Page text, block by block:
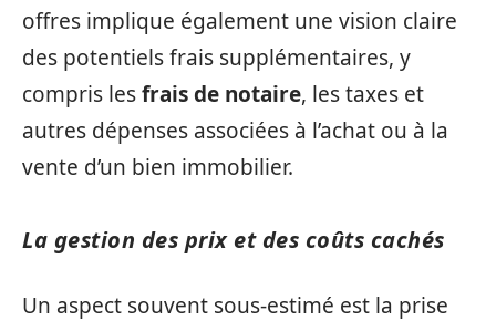
offres implique également une vision claire
des potentiels frais supplémentaires, y
compris lesfrais de notaire, les taxes et
autres dépenses associées à l’achat ou à la
vente d’un bien immobilier.
La gestion des prix et des coûts cachés
Un aspect souvent sous-estimé est la prise